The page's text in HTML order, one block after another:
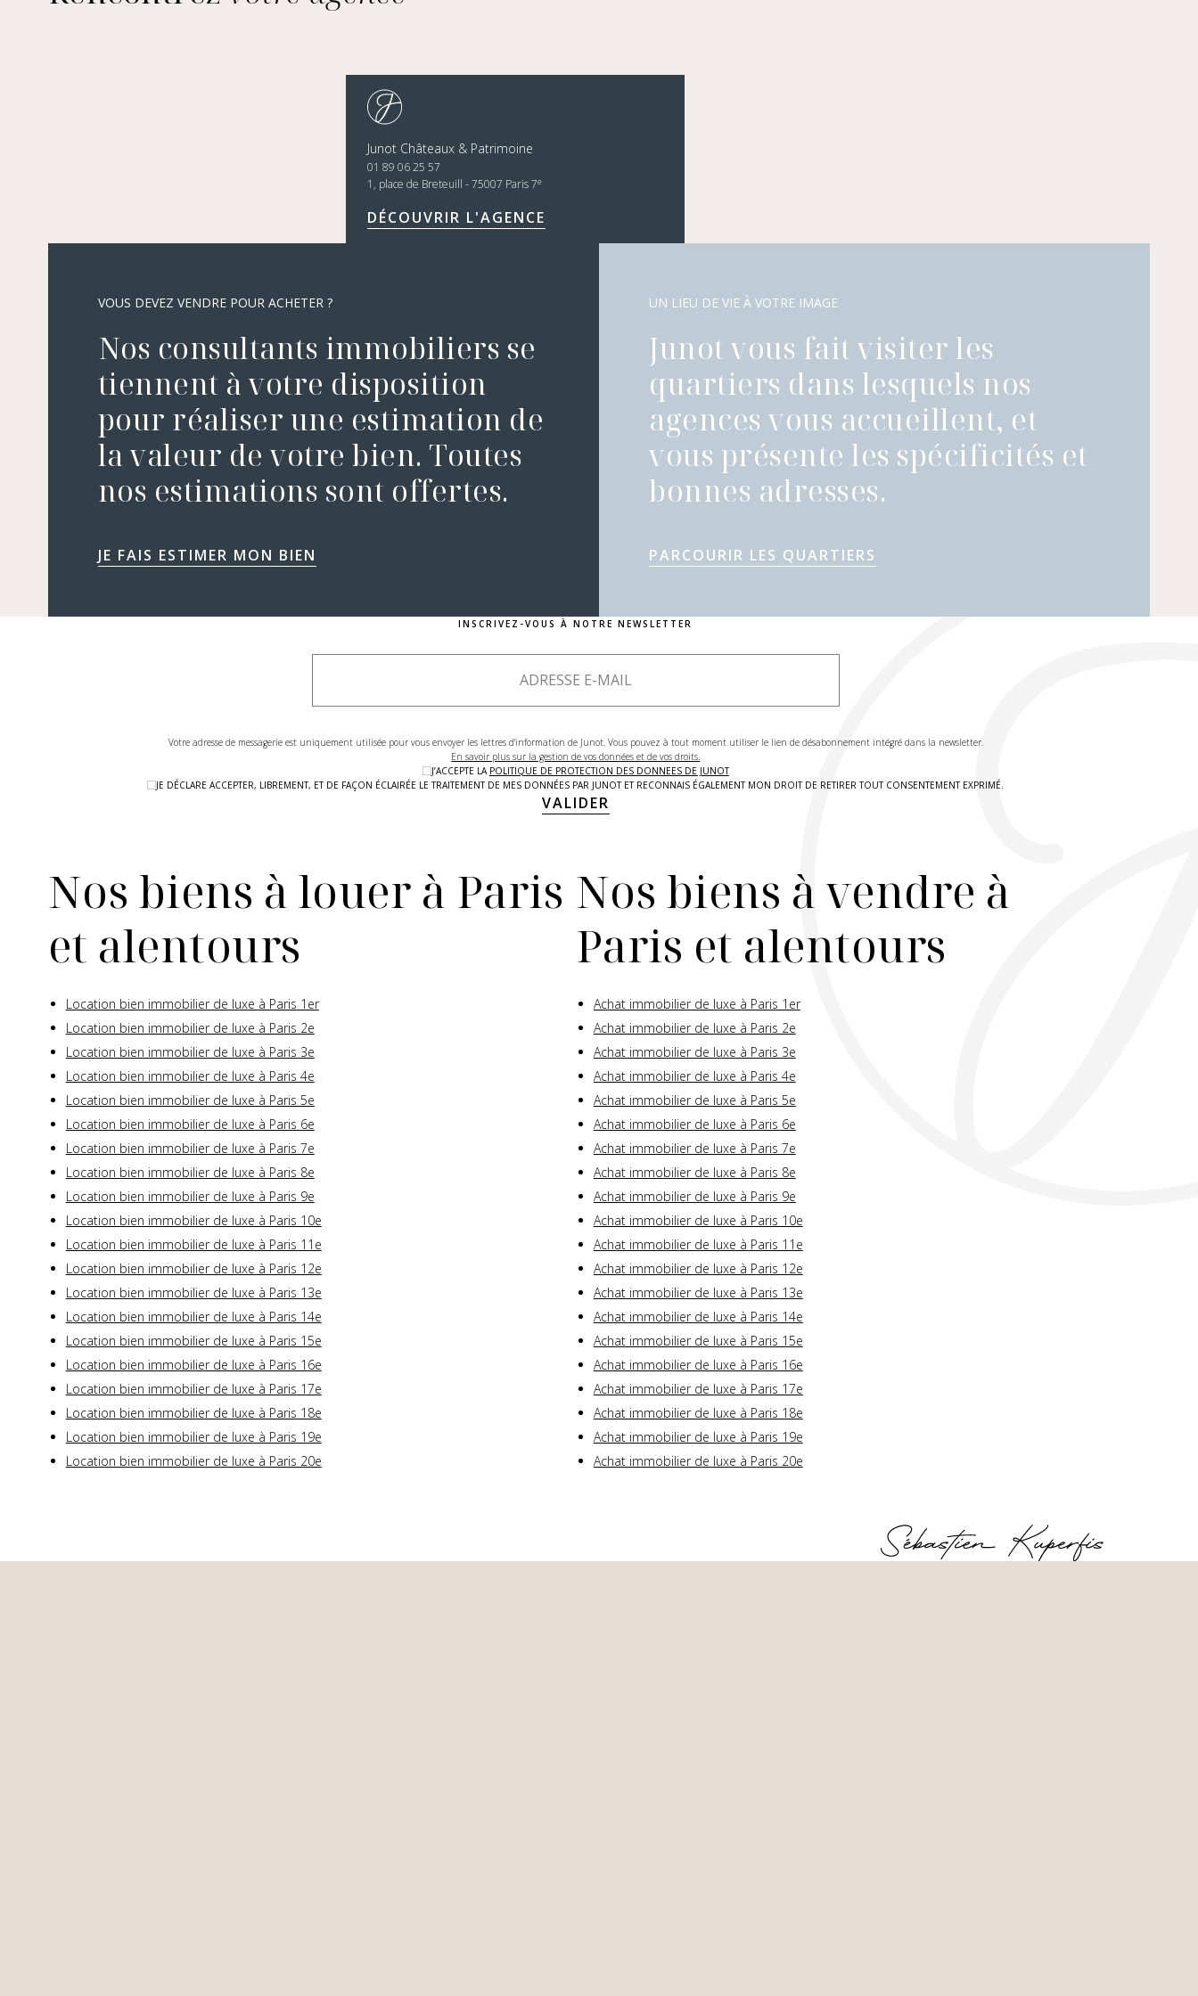
Junot Châteaux & Patrimoine
01 89 06 25 57
1, place de Breteuill - 75007 Paris 7e
DÉCOUVRIR L'AGENCE
VOUS DEVEZ VENDRE POUR ACHETER ?
Nos consultants immobiliers se
tiennent à votre disposition
pour réaliser une estimation de
la valeur de votre bien. Toutes
nos estimations sont offertes.
JE FAIS ESTIMER MON BIEN
UN LIEU DE VIE À VOTRE IMAGE
Junot vous fait visiter les
quartiers dans lesquels nos
agences vous accueillent, et
vous présente les spécificités et
bonnes adresses.
PARCOURIR LES QUARTIERS
INSCRIVEZ-VOUS À NOTRE NEWSLETTER
Votre adresse de messagerie est uniquement utilisée pour vous envoyer les lettres d'information de Junot. Vous pouvez à tout moment utiliser le lien de désabonnement intégré dans la newsletter.
En savoir plus sur la gestion de vos données et de vos droits.
J’ACCEPTE LA POLITIQUE DE PROTECTION DES DONNEES DE JUNOT
JE DÉCLARE ACCEPTER, LIBREMENT, ET DE FAÇON ÉCLAIRÉE LE TRAITEMENT DE MES DONNÉES PAR JUNOT ET RECONNAIS ÉGALEMENT MON DROIT DE RETIRER TOUT CONSENTEMENT EXPRIMÉ.
VALIDER
Nos biens à louer à Paris
et alentours
Location bien immobilier de luxe à Paris 1er
Location bien immobilier de luxe à Paris 2e
Location bien immobilier de luxe à Paris 3e
Location bien immobilier de luxe à Paris 4e
Location bien immobilier de luxe à Paris 5e
Location bien immobilier de luxe à Paris 6e
Location bien immobilier de luxe à Paris 7e
Location bien immobilier de luxe à Paris 8e
Location bien immobilier de luxe à Paris 9e
Location bien immobilier de luxe à Paris 10e
Location bien immobilier de luxe à Paris 11e
Location bien immobilier de luxe à Paris 12e
Location bien immobilier de luxe à Paris 13e
Location bien immobilier de luxe à Paris 14e
Location bien immobilier de luxe à Paris 15e
Location bien immobilier de luxe à Paris 16e
Location bien immobilier de luxe à Paris 17e
Location bien immobilier de luxe à Paris 18e
Location bien immobilier de luxe à Paris 19e
Location bien immobilier de luxe à Paris 20e
Nos biens à vendre à
Paris et alentours
Achat immobilier de luxe à Paris 1er
Achat immobilier de luxe à Paris 2e
Achat immobilier de luxe à Paris 3e
Achat immobilier de luxe à Paris 4e
Achat immobilier de luxe à Paris 5e
Achat immobilier de luxe à Paris 6e
Achat immobilier de luxe à Paris 7e
Achat immobilier de luxe à Paris 8e
Achat immobilier de luxe à Paris 9e
Achat immobilier de luxe à Paris 10e
Achat immobilier de luxe à Paris 11e
Achat immobilier de luxe à Paris 12e
Achat immobilier de luxe à Paris 13e
Achat immobilier de luxe à Paris 14e
Achat immobilier de luxe à Paris 15e
Achat immobilier de luxe à Paris 16e
Achat immobilier de luxe à Paris 17e
Achat immobilier de luxe à Paris 18e
Achat immobilier de luxe à Paris 19e
Achat immobilier de luxe à Paris 20e